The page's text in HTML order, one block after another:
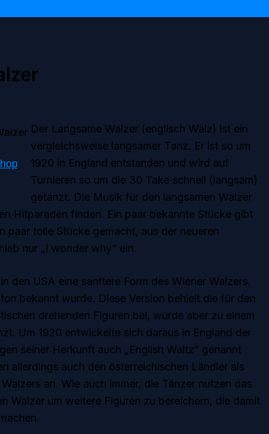
Der Langsame Walzer (englisch Walz) ist ein
vergleichsweise langsamer Tanz. Er ist so um
1920 in England entstanden und wird auf
Turnieren so um die 30 Take schnell (langsam)
getanzt. Die Musik für den langsamen Walzer
Hitparaden finden. Ein paar bekannte Stücke gibt
paar tolle Stücke gemacht, aus der neueren
nur „I wonder why“ ein.
den USA eine sanftere Form des Wiener Walzers,
bekannt wurde. Diese Version behielt die für den
drehenden Figuren bei, wurde aber zu einem
Um 1920 entwickelte sich daraus in England der
seiner Herkunft auch „English Waltz“ genannt
allerdings auch den österreichischen Ländler als
an. Wie auch immer, die Tänzer nutzen das
Walzer um weitere Figuren zu bereichern, die damit